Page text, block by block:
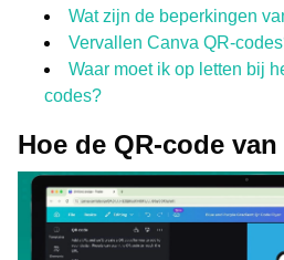
Wat zijn de beperkingen
Vervallen Canva QR-
Waar moet ik op letten bij
codes?
Hoe de QR-code